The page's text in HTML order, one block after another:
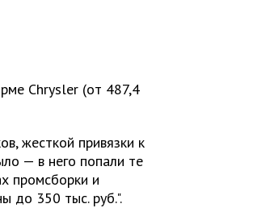
Chrysler (от 487,4
жесткой привязки к
— в него попали те
промсборки и
до 350 тыс. руб.".